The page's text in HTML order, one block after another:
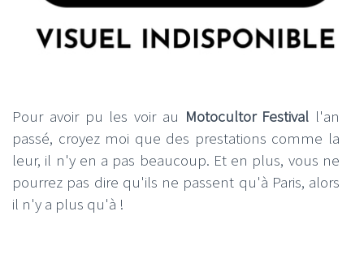
Pour avoir pu les voir au Motocultor Festival l'an
passé, croyez moi que des prestations comme la
leur, il n'y en a pas beaucoup. Et en plus, vous ne
pourrez pas dire qu'ils ne passent qu'à Paris, alors
il n'y a plus qu'à !